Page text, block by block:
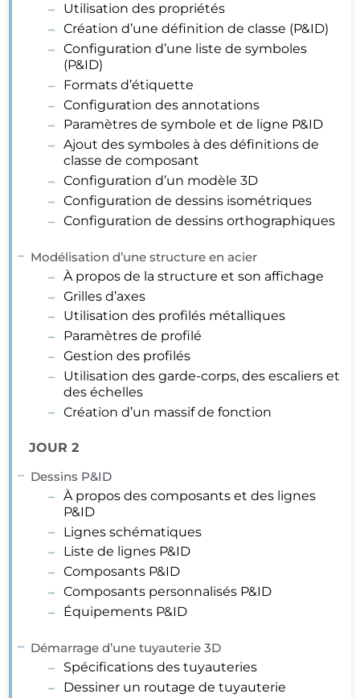
Utilisation des propriétés
Création d’une définition de classe (P&ID)
Configuration d’une liste de symboles
(P&ID)
Formats d’étiquette
Configuration des annotations
Paramètres de symbole et de ligne P&ID
Ajout des symboles à des définitions de
classe de composant
Configuration d’un modèle 3D
Configuration de dessins isométriques
Configuration de dessins orthographiques
Modélisation d’une structure en acier
À propos de la structure et son affichage
Grilles d’axes
Utilisation des profilés métalliques
Paramètres de profilé
Gestion des profilés
Utilisation des garde-corps, des escaliers et
des échelles
Création d’un massif de fonction
JOUR 2
Dessins P&ID
À propos des composants et des lignes
P&ID
Lignes schématiques
Liste de lignes P&ID
Composants P&ID
Composants personnalisés P&ID
Équipements P&ID
Démarrage d’une tuyauterie 3D
Spécifications des tuyauteries
Dessiner un routage de tuyauterie